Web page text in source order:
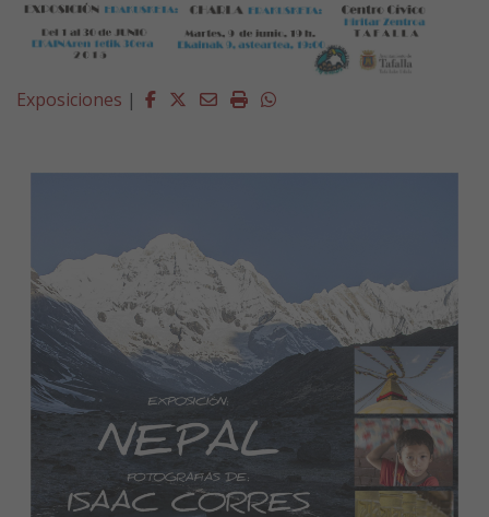
Exposiciones | Facebook
Twitter
EmailImprimirWhatsapp